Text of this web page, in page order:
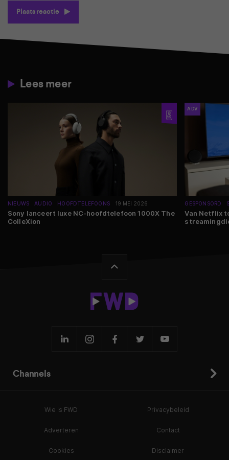
Plaats reactie
Lees meer
NIEUWS AUDIO HOOFDTELEFOONS 19 MEI 2026
Sony lanceert luxe NC-hoofdtelefoon 1000X The
ColleXion
ADV
GESPONSORD
Van Netflix
Channels
Wie is FWD Privacybeleid
Adverteren Contact
Cookies Disclaimer